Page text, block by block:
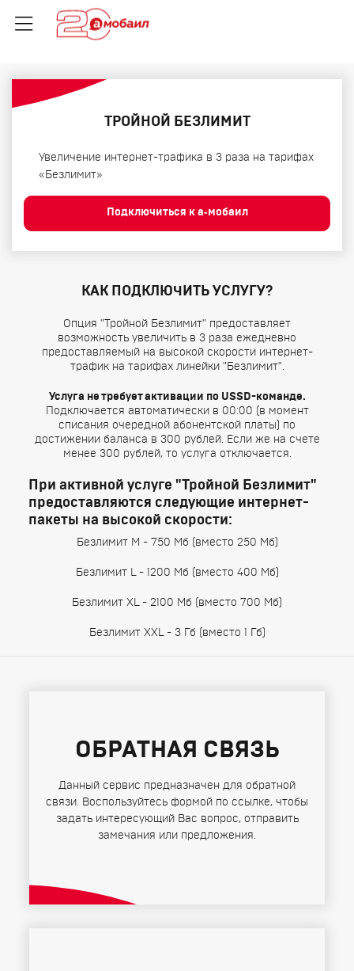
ТРОЙНОЙ БЕЗЛИМИТ
Увеличение интернет-трафика в 3 раза на тарифах
«Безлимит»
Подключиться к а‑мобаил
КАК ПОДКЛЮЧИТЬ УСЛУГУ?
Опция "Тройной Безлимит" предоставляет
возможность увеличить в 3 раза ежедневно
предоставляемый на высокой скорости интернет-
трафик на тарифах линейки "Безлимит".
Услуга не требует активации по USSD-команде.
Подключается автоматически в 00:00 (в момент
списания очередной абонентской платы) по
достижении баланса в 300 рублей. Если же на счете
менее 300 рублей, то услуга отключается.
При активной услуге "Тройной Безлимит"
предоставляются следующие интернет-
пакеты на высокой скорости:
Безлимит М - 750 Мб (вместо 250 Мб)
Безлимит L - 1200 Мб (вместо 400 Мб)
Безлимит XL - 2100 Мб (вместо 700 Мб)
Безлимит XXL - 3 Гб (вместо 1 Гб)
ОБРАТНАЯ СВЯЗЬ
Данный сервис предназначен для обратной
связи. Воспользуйтесь формой по ссылке, чтобы
задать интересующий Вас вопрос, отправить
замечания или предложения.